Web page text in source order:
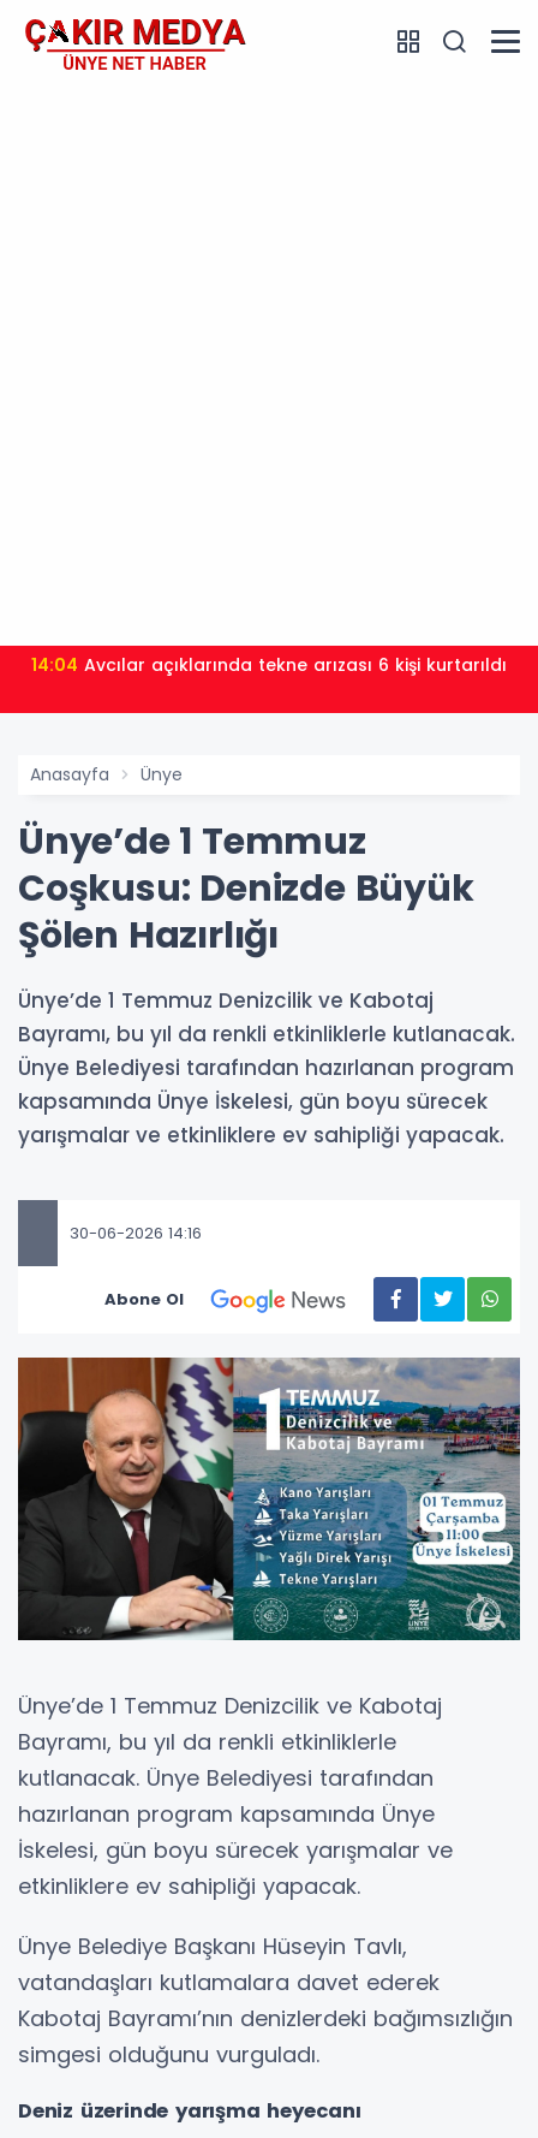
14:04 Avcılar açıklarında tekne arızası 6 kişi kurtarıldı
Anasayfa Ünye
Ünye’de 1 Temmuz
Coşkusu: Denizde Büyük
Şölen Hazırlığı
Ünye’de 1 Temmuz Denizcilik ve Kabotaj
Bayramı, bu yıl da renkli etkinliklerle kutlanacak.
Ünye Belediyesi tarafından hazırlanan program
kapsamında Ünye İskelesi, gün boyu sürecek
yarışmalar ve etkinliklere ev sahipliği yapacak.
30-06-2026 14:16
Abone Ol
Ünye’de 1 Temmuz Denizcilik ve Kabotaj
Bayramı, bu yıl da renkli etkinliklerle
kutlanacak. Ünye Belediyesi tarafından
hazırlanan program kapsamında Ünye
İskelesi, gün boyu sürecek yarışmalar ve
etkinliklere ev sahipliği yapacak.
Ünye Belediye Başkanı Hüseyin Tavlı,
vatandaşları kutlamalara davet ederek
Kabotaj Bayramı’nın denizlerdeki bağımsızlığın
simgesi olduğunu vurguladı.
Deniz üzerinde yarışma heyecanı